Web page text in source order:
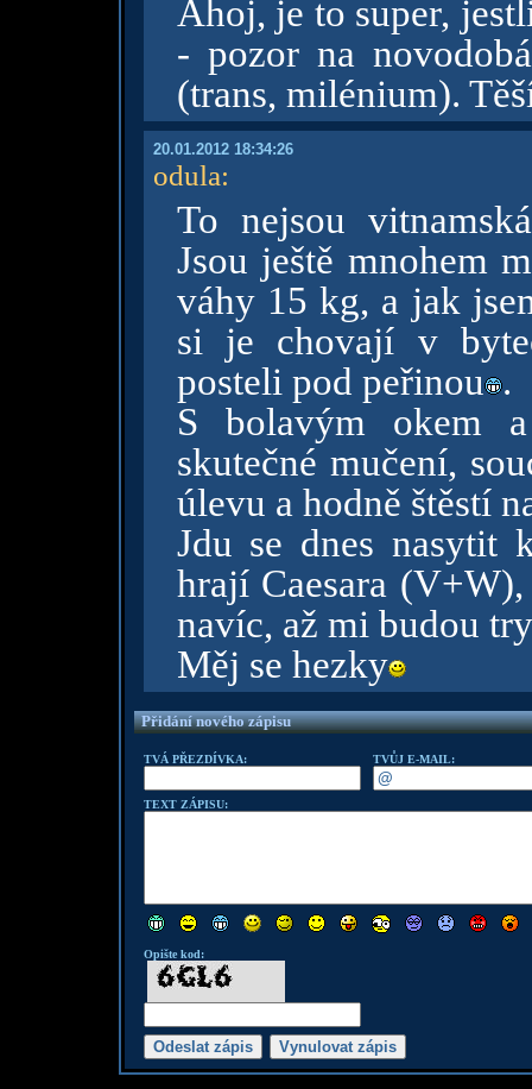
Ahoj, je to super,
- pozor na
(trans, milénium).
20.01.2012 18:34:26
odula:
To nejsou
Jsou ještě mnohem
váhy 15 kg, a jak
si je chovají v
posteli pod peřinou .
S bolavým okem
skutečné mučení,
úlevu a hodně štěstí
Jdu se dnes nasytit
hrají Caesara
navíc, až mi budou
Měj se hezky
Přidání nového zápisu
TVÁ PŘEZDÍVKA: TVŮJ E-MAIL:
TEXT ZÁPISU:
Opište kod: